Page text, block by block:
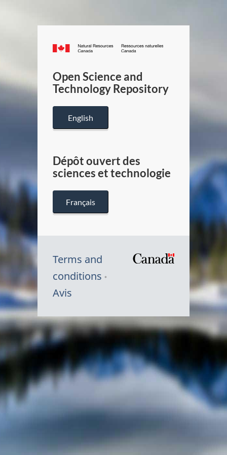
Canada.ca
/
Canada
Open Science and
Technology Repository
English
Dépôt ouvert des
sciences et technologie
Français
Terms and
conditions
Avis
Symbole
du
Canada